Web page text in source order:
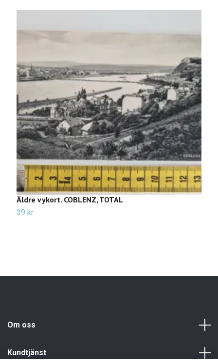
Äldre vykort. COBLENZ, TOTAL
39 kr
Om oss
Kundtjänst